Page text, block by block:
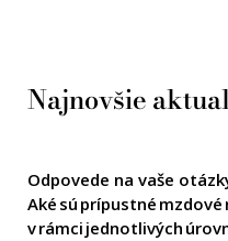
Najnovšie
Odpovede na vaše
Aké sú prípustné
v rámci jednotlivých